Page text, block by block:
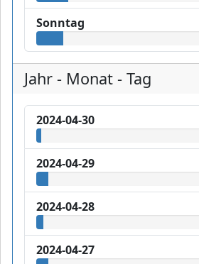
Sonntag
Jahr - Monat - Tag
2024-04-30
2024-04-29
2024-04-28
2024-04-27